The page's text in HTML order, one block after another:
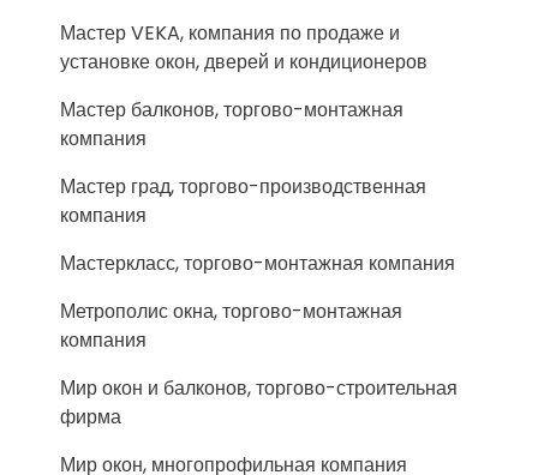
Мастер VEKA, компания по продаже и
установке окон, дверей и кондиционеров
Мастер балконов, торгово-монтажная
компания
Мастер град, торгово-производственная
компания
Мастеркласс, торгово-монтажная компания
Метрополис окна, торгово-монтажная
компания
Мир окон и балконов, торгово-строительная
фирма
Мир окон, многопрофильная компания